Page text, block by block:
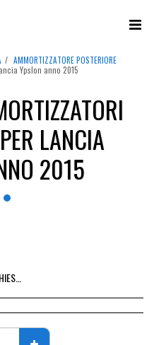
AMMORTIZZATORE POSTERIORE
Ypslon anno 2015
LANCIA
2015
DEL RICAMBIO IN SEDE.